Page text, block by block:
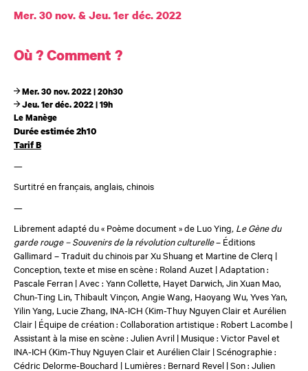
Mer. 30 nov. & Jeu. 1er déc. 2022
Où ? Comment ?
Mer. 30 nov. 2022 | 20h30
Jeu. 1er déc. 2022 | 19h
Le Manège
Durée estimée 2h10
Tarif B
—
Surtitré en français, anglais, chinois
—
Librement adapté du « Poème document » de Luo Ying, Le Gène du
garde rouge – Souvenirs de la révolution culturelle– Éditions
Gallimard – Traduit du chinois par Xu Shuang et Martine de Clerq |
Conception, texte et mise en scène : Roland Auzet | Adaptation :
Pascale Ferran | Avec : Yann Collette, Hayet Darwich, Jin Xuan Mao,
Chun-Ting Lin, Thibault Vinçon, Angie Wang, Haoyang Wu, Yves Yan,
Yilin Yang, Lucie Zhang, INA-ICH (Kim-Thuy Nguyen Clair et Aurélien
Clair | Équipe de création : Collaboration artistique : Robert Lacombe |
Assistant à la mise en scène : Julien Avril | Musique : Victor Pavel et
INA-ICH (Kim-Thuy Nguyen Clair et Aurélien Clair | Scénographie :
Cédric Delorme-Bouchard | Lumières : Bernard Revel | Son : Julien